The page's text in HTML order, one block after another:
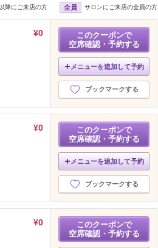
降にご来店の方 全員 サロンにご来店の全員の方
¥0
このクーポンで
空席確認・予約する
メニューを追加して予約
ブックマークする
¥0
このクーポンで
空席確認・予約する
メニューを追加して予約
ブックマークする
¥0
このクーポンで
空席確認・予約する